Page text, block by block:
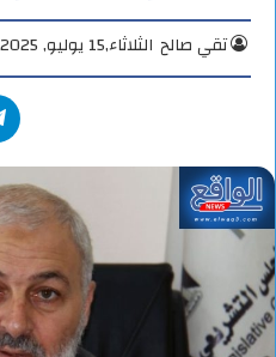
تقي صالح الثلاثاء,15 يوليو, 2025 12:05 م